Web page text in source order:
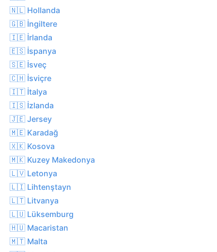
🇳🇱 Hollanda
🇬🇧 İngiltere
🇮🇪 İrlanda
🇪🇸 İspanya
🇸🇪 İsveç
🇨🇭 İsviçre
🇮🇹 İtalya
🇮🇸 İzlanda
🇯🇪 Jersey
🇲🇪 Karadağ
🇽🇰 Kosova
🇲🇰 Kuzey Makedonya
🇱🇻 Letonya
🇱🇮 Lihtenştayn
🇱🇹 Litvanya
🇱🇺 Lüksemburg
🇭🇺 Macaristan
🇲🇹 Malta